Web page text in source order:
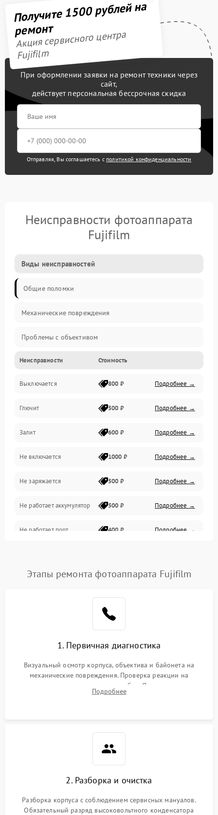
Получите 1500 рублей на
ремонт
Акция сервисного центра
Fujifilm
При оформлении заявки на ремонт техники через
сайт,
действует персональная бессрочная скидка
Отправляя, Вы соглашаетесь с политикой конфиденциальности
Неисправности фотоаппарата
Fujifilm
Виды неисправностей
Общие поломки
Механические повреждения
Проблемы с объективом
Электронные ошибки
Механические проблемы
Матрица и оптика
Питание и питание цепей
Проблемы с картами памяти
Объективы
Программные сбои
Коммуникации и интерфейсы
Неисправности Стоимость
Выключается 800 ₽ Подробнее →
Глючит 500 ₽ Подробнее →
Залит 600 ₽ Подробнее →
Не включается 1000 ₽ Подробнее →
Не заряжается 500 ₽ Подробнее →
Не работает аккумулятор 500 ₽ Подробнее →
Не работает порт 400 ₽ Подробнее →
Этапы ремонта фотоаппарата Fujifilm
1. Первичная диагностика
Визуальный осмотр корпуса, объектива и байонета на
механические повреждения. Проверка реакции на
включение, считывание кодов ошибок. Оценка состояния
матрицы и затвора, проверка работы автофокуса и вспышки.
Подробнее
2. Разборка и очистка
Разборка корпуса с соблюдением сервисных мануалов.
Обязательный разряд высоковольтного конденсатора